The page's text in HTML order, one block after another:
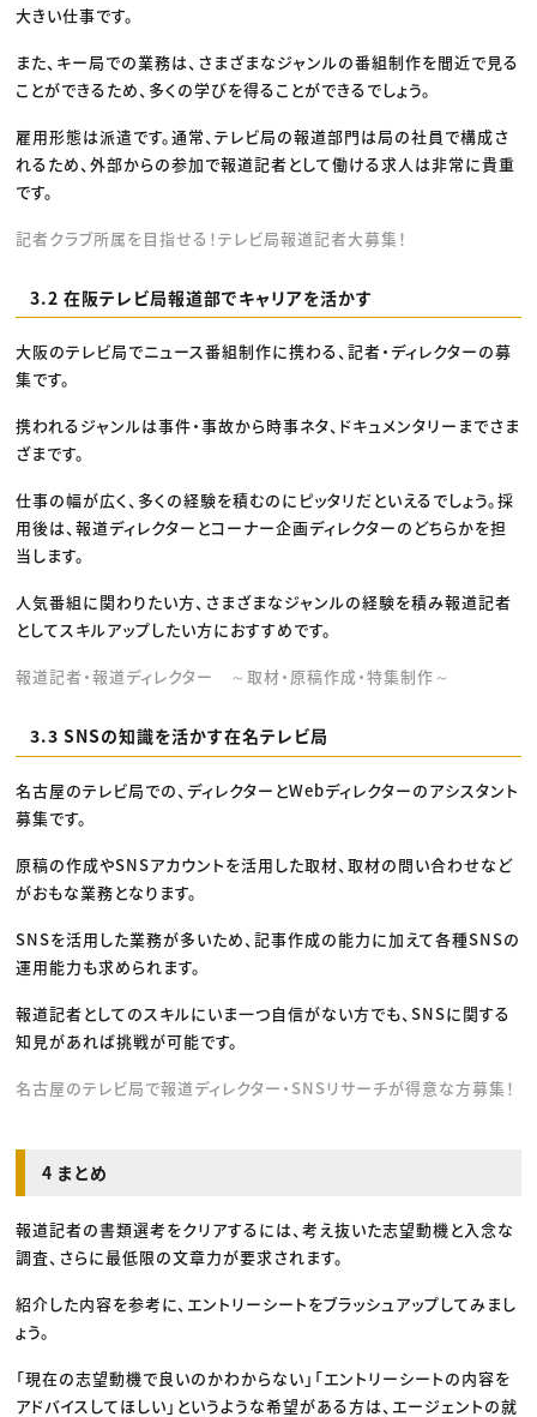
大きい仕事です。
また、キー局での業務は、さまざまなジャンルの番組制作を間近で見る
ことができるため、多くの学びを得ることができるでしょう。
雇用形態は派遣です。通常、テレビ局の報道部門は局の社員で構成さ
れるため、外部からの参加で報道記者として働ける求人は非常に貴重
です。
記者クラブ所属を目指せる！テレビ局報道記者大募集！
3.2 在阪テレビ局報道部でキャリアを活かす
大阪のテレビ局でニュース番組制作に携わる、記者・ディレクターの募
集です。
携われるジャンルは事件・事故から時事ネタ、ドキュメンタリーまでさま
ざまです。
仕事の幅が広く、多くの経験を積むのにピッタリだといえるでしょう。採
用後は、報道ディレクターとコーナー企画ディレクターのどちらかを担
当します。
人気番組に関わりたい方、さまざまなジャンルの経験を積み報道記者
としてスキルアップしたい方におすすめです。
報道記者・報道ディレクター ～取材・原稿作成・特集制作～
3.3 SNSの知識を活かす在名テレビ局
名古屋のテレビ局での、ディレクターとWebディレクターのアシスタント
募集です。
原稿の作成やSNSアカウントを活用した取材、取材の問い合わせなど
がおもな業務となります。
SNSを活用した業務が多いため、記事作成の能力に加えて各種SNSの
運用能力も求められます。
報道記者としてのスキルにいま一つ自信がない方でも、SNSに関する
知見があれば挑戦が可能です。
名古屋のテレビ局で報道ディレクター・SNSリサーチが得意な方募集！
4 まとめ
報道記者の書類選考をクリアするには、考え抜いた志望動機と入念な
調査、さらに最低限の文章力が要求されます。
紹介した内容を参考に、エントリーシートをブラッシュアップしてみまし
ょう。
「現在の志望動機で良いのかわからない」「エントリーシートの内容を
アドバイスしてほしい」というような希望がある方は、エージェントの就